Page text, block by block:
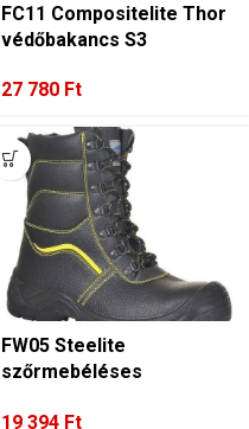
FC11 Compositelite Thor
védőbakancs S3
27 780 Ft
FW05 Steelite
szőrmebéléses
19 394 Ft